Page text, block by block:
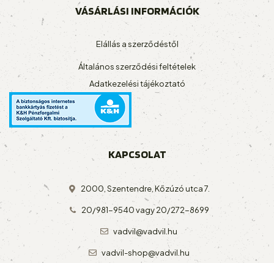
VÁSÁRLÁSI INFORMÁCIÓK
Elállás a szerződéstől
Általános szerződési feltételek
Adatkezelési tájékoztató
KAPCSOLAT
2000, Szentendre, Kőzúzó utca 7.
20/981-9540vagy20/272-8699
vadvil@vadvil.hu
vadvil-shop@vadvil.hu